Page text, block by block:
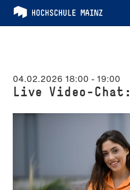
04.02.2026 18:00 - 19:00
Live Video-